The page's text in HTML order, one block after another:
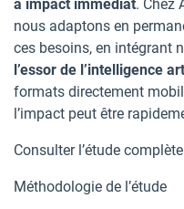
à impact immédiat. Chez
nous adaptons en
ces besoins, en intégrant
l’essor de l’intelligence
formats directement
l’impact peut être
Consulter l’étude complète
Méthodologie de l’étude